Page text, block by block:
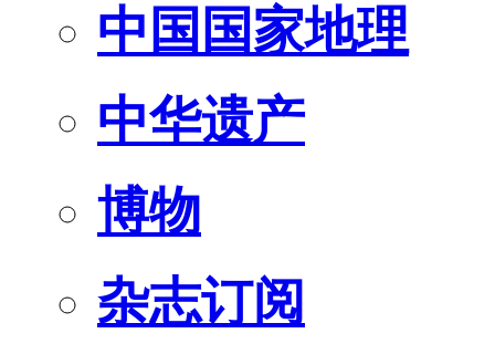
中国国家地理
中华遗产
博物
杂志订阅